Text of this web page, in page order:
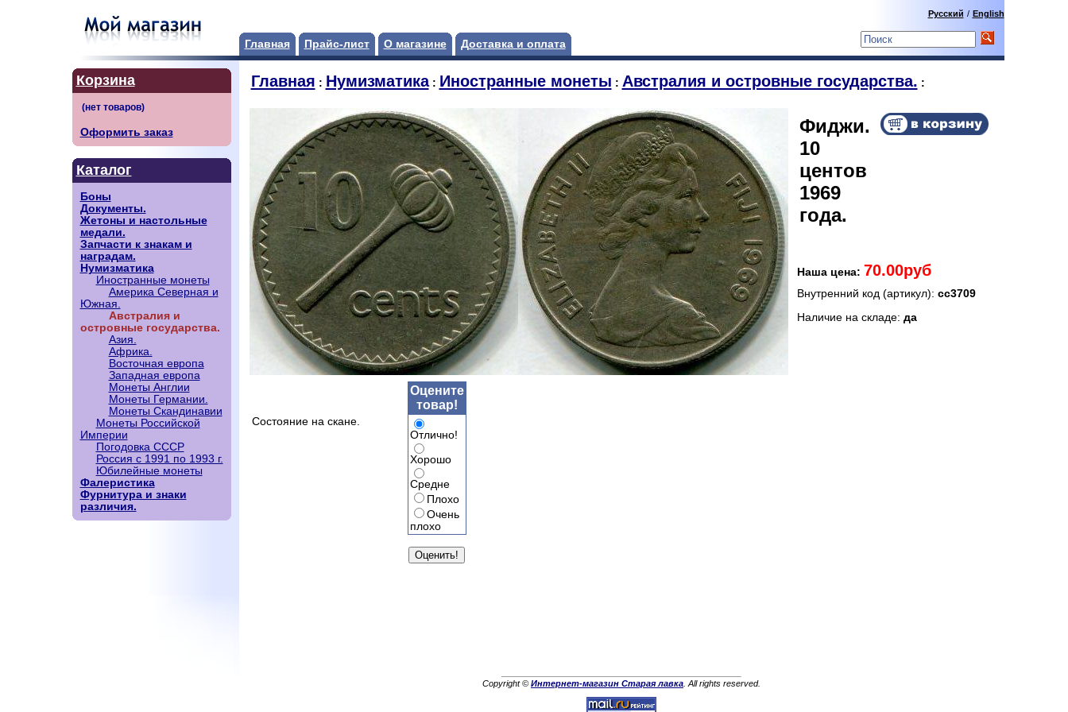
Главная Прайс-лист О магазине Доставка и оплата
Русский / English
Корзина
Оформить заказ
Каталог
Боны
Документы.
Жетоны и настольные
медали.
Запчасти к знакам и
наградам.
Нумизматика
Иностранные монеты
Америка Северная и
Южная.
Австралия и
островные государства.
Азия.
Африка.
Восточная европа
Западная европа
Монеты Англии
Монеты Германии.
Монеты Скандинавии
Монеты Российской
Империи
Погодовка СССР
Россия с 1991 по 1993 г.
Юбилейные монеты
Фалеристика
Фурнитура и знаки
различия.
Главная : Нумизматика: Иностранные монеты : Австралия и островные государства. :
Фиджи.
10
центов
1969
года.
Наша цена: 70.00руб
Внутренний код (артикул): сс3709
Наличие на складе: да
Состояние на скане.
Оцените
товар!
Отлично!
Хорошо
Средне
Плохо
Очень
плохо
Copyright © Интернет-магазин Старая лавка . All rights reserved.